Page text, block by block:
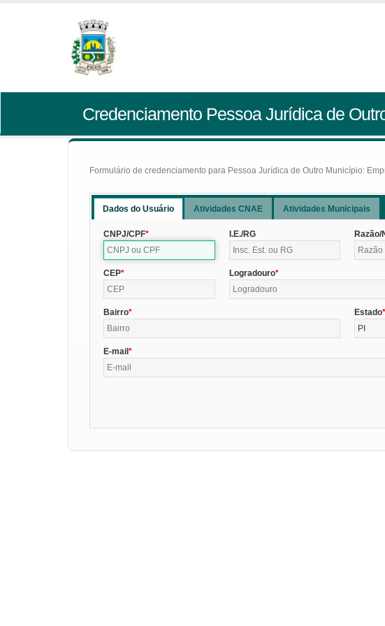
Credenciamento Pessoa Jurídica de
Formulário de credenciamento para Pessoa Jurídica de Outro Município:
Dados do Usuário Atividades CNAE Atividades Municipais
CNPJ/CPF I.E./RG Razão/
CEP Logradouro
Bairro
Estado
PI
E-mail